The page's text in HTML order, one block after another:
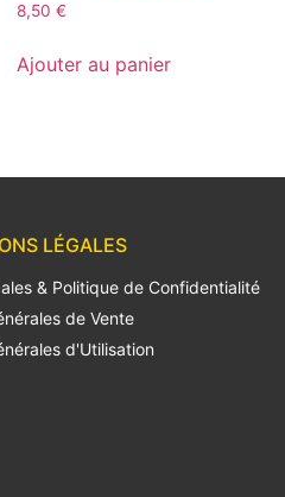
8,50€
Ajouter au panier
LÉGALES
& Politique de Confidentialité
de Vente
d'Utilisation